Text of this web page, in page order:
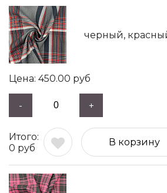
черный,
450.00 руб
- +
0 руб
В корзину